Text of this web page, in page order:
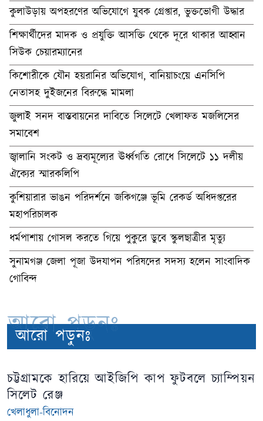
কুলাউড়ায় অপহরণের অভিযোগে যুবক গ্রেপ্তার, ভুক্তভোগী উদ্ধার
শিক্ষার্থীদের মাদক ও প্রযুক্তি আসক্তি থেকে দূরে থাকার আহ্বান
সিউক চেয়ারম্যানের
কিশোরীকে যৌন হয়রানির অভিযোগ, বানিয়াচংয়ে এনসিপি
নেতাসহ দুইজনের বিরুদ্ধে মামলা
জুলাই সনদ বাস্তবায়নের দাবিতে সিলেটে খেলাফত মজলিসের
সমাবেশ
জ্বালানি সংকট ও দ্রব্যমূল্যের ঊর্ধ্বগতি রোধে সিলেটে ১১ দলীয়
ঐক্যের স্মারকলিপি
কুশিয়ারার ভাঙন পরিদর্শনে জকিগঞ্জে ভূমি রেকর্ড অধিদপ্তরের
মহাপরিচালক
ধর্মপাশায় গোসল করতে গিয়ে পুকুরে ডুবে স্কুলছাত্রীর মৃত্যু
সুনামগঞ্জ জেলা পূজা উদযাপন পরিষদের সদস্য হলেন সাংবাদিক
গোবিন্দ
আরো পড়ুনঃ
আরো পড়ুনঃ
চট্টগ্রামকে হারিয়ে আইজিপি কাপ ফুটবলে চ্যাম্পিয়ন
সিলেট রেঞ্জ
খেলাধুলা-বিনোদন